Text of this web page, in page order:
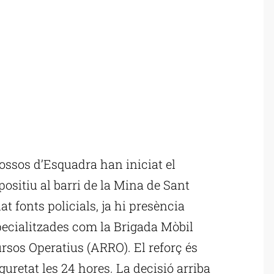
d’Esquadra han iniciat el
al barri de la Mina de Sant
fonts policials, ja hi presència
com la Brigada Mòbil
Operatius (ARRO). El reforç és
les 24 hores. La decisió arriba